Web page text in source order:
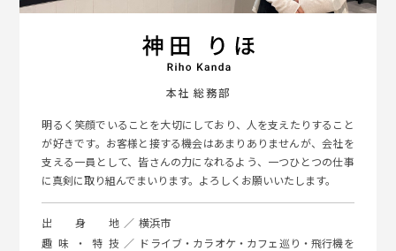
本社 総務部
明るく笑顔でいることを大切にしており、人を支えたりすること
が好きです。お客様と接する機会はあまりありませんが、会社を
支える一員として、皆さんの力になれるよう、一つひとつの仕事
に真剣に取り組んでまいります。よろしくお願いいたします。
出身地
横浜市
趣味・特技
ドライブ・カラオケ・カフェ巡り・飛行機を